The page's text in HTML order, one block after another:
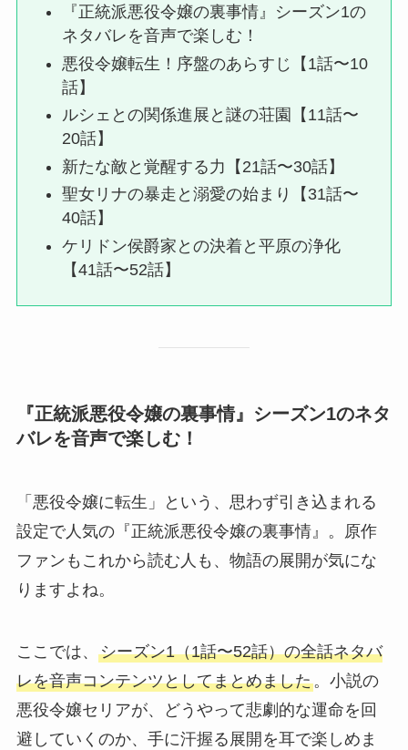
『正統派悪役令嬢の裏事情』シーズン1の
ネタバレを音声で楽しむ！
悪役令嬢転生！序盤のあらすじ【1話〜10
話】
ルシェとの関係進展と謎の荘園【11話〜
20話】
新たな敵と覚醒する力【21話〜30話】
聖女リナの暴走と溺愛の始まり【31話〜
40話】
ケリドン侯爵家との決着と平原の浄化
【41話〜52話】
『正統派悪役令嬢の裏事情』シーズン1のネタ
バレを音声で楽しむ！
「悪役令嬢に転生」という、思わず引き込まれる
設定で人気の『正統派悪役令嬢の裏事情』。原作
ファンもこれから読む人も、物語の展開が気にな
りますよね。
ここでは、 シーズン1（1話〜52話）の全話ネタバ
レを音声コンテンツとしてまとめました。小説の
悪役令嬢セリアが、どうやって悲劇的な運命を回
避していくのか、手に汗握る展開を耳で楽しめま